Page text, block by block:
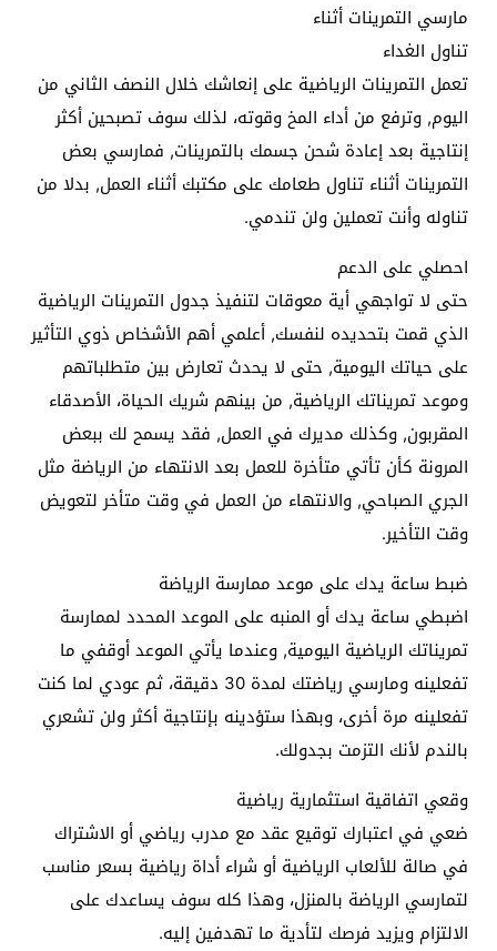
مارسي التمرينات أثناء
تناول الغداء
تعمل التمرينات الرياضية على إنعاشك خلال النصف الثاني من
اليوم, وترفع من أداء المخ وقوته، لذلك سوف تصبحين أكثر
إنتاجية بعد إعادة شحن جسمك بالتمرينات, فمارسي بعض
التمرينات أثناء تناول طعامك على مكتبك أثناء العمل, بدلا من
تناوله وأنت تعملين ولن تندمي.
احصلي على الدعم
حتى لا تواجهي أية معوقات لتنفيذ جدول التمرينات الرياضية
الذي قمت بتحديده لنفسك, أعلمي أهم الأشخاص ذوي التأثير
على حياتك اليومية, حتى لا يحدث تعارض بين متطلباتهم
وموعد تمريناتك الرياضية, من بينهم شريك الحياة، الأصدقاء
المقربون, وكذلك مديرك في العمل, فقد يسمح لك ببعض
المرونة كأن تأتي متأخرة للعمل بعد الانتهاء من الرياضة مثل
الجري الصباحي, والانتهاء من العمل في وقت متأخر لتعويض
وقت التأخير.
ضبط ساعة يدك على موعد ممارسة الرياضة
اضبطي ساعة يدك أو المنبه على الموعد المحدد لممارسة
تمريناتك الرياضية اليومية, وعندما يأتي الموعد أوقفي ما
تفعلينه ومارسي رياضتك لمدة 30 دقيقة، ثم عودي لما كنت
تفعلينه مرة أخرى، وبهذا ستؤدينه بإنتاجية أكثر ولن تشعري
بالندم لأنك التزمت بجدولك.
وقعي اتفاقية استثمارية رياضية
ضعي في اعتبارك توقيع عقد مع مدرب رياضي أو الاشتراك
في صالة للألعاب الرياضية أو شراء أداة رياضية بسعر مناسب
لتمارسي الرياضة بالمنزل، وهذا كله سوف يساعدك على
الالتزام ويزيد فرصك لتأدية ما تهدفين إليه.